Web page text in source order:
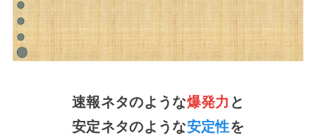
速報ネタのような爆発力 と
安定ネタのような安定性を